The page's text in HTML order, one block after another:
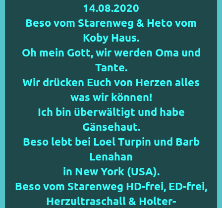
14.08.2020
Beso vom Starenweg & Heto vom
Koby Haus.
Oh mein Gott, wir werden Oma und
Tante.
Wir drücken Euch von Herzen alles
was wir können!
Ich bin überwältigt und habe
Gänsehaut.
Beso lebt bei Loel Turpin und Barb
Lenahan
in New York (USA).
Beso vom Starenweg HD-frei, ED-frei,
Herzultraschall & Holter-